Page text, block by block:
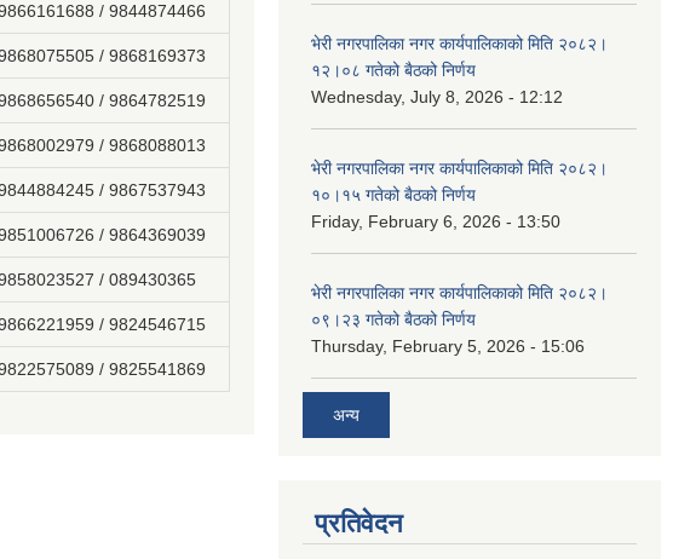
/ 9844874466
/ 9868169373
/ 9864782519
/ 9868088013
/ 9867537943
/ 9864369039
/ 089430365
/ 9824546715
/ 9825541869
भेरी नगरपालिका नगर कार्यपालिकाको मिति २०८२।
१२।०८ गतेको बैठको निर्णय
Wednesday, July 8, 2026 - 12:12
भेरी नगरपालिका नगर कार्यपालिकाको मिति २०८२।
१०।१५ गतेको बैठको निर्णय
Friday, February 6, 2026 - 13:50
भेरी नगरपालिका नगर कार्यपालिकाको मिति २०८२।
०९।२३ गतेको बैठको निर्णय
Thursday, February 5, 2026 - 15:06
अन्य
प्रतिवेदन